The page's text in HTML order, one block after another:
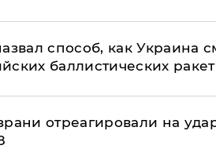
способ, как Украина
баллистических ракет
отреагировали на